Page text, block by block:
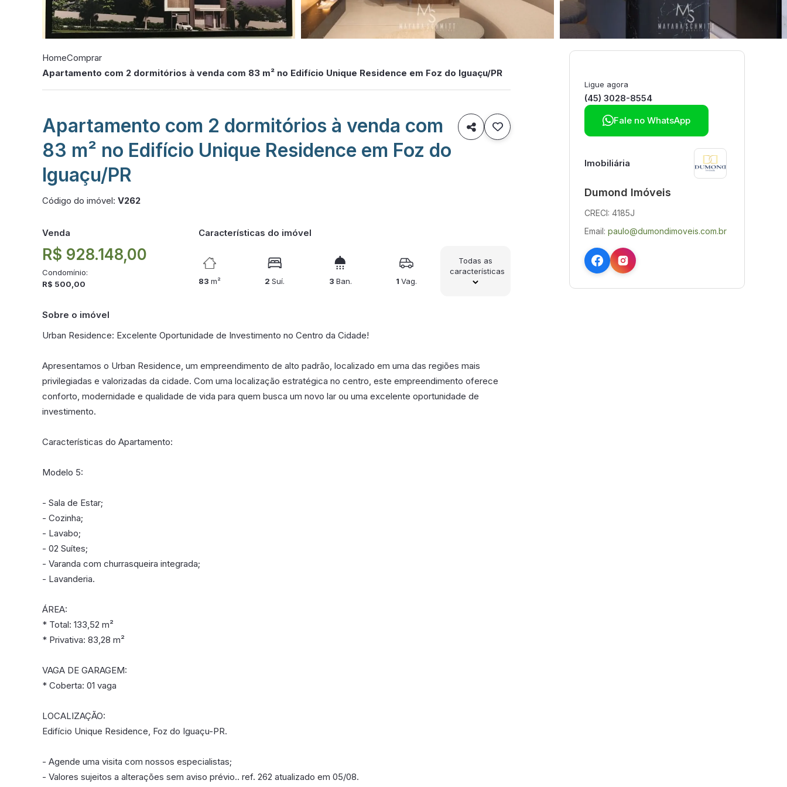
HomeComprar
Apartamento com 2 dormitórios à venda com 83 m² no Edifício Unique Residence em Foz do Iguaçu/PR
Apartamento com 2 dormitórios à venda com
83 m² no Edifício Unique Residence em Foz do
Iguaçu/PR

Código do imóvel: V262
Venda
R$ 928.148,00
Condomínio:
R$ 500,00
Características do imóvel
83 m² 2Suí. 3 Ban. 1 Vag.
Todas as
características
Sobre o imóvel
Urban Residence: Excelente Oportunidade de Investimento no Centro da Cidade!
Apresentamos o Urban Residence, um empreendimento de alto padrão, localizado em uma das regiões mais
privilegiadas e valorizadas da cidade. Com uma localização estratégica no centro, este empreendimento oferece
conforto, modernidade e qualidade de vida para quem busca um novo lar ou uma excelente oportunidade de
investimento.
Características do Apartamento:
Modelo 5:
- Sala de Estar;
- Cozinha;
- Lavabo;
- 02 Suítes;
- Varanda com churrasqueira integrada;
- Lavanderia.
ÁREA:
* Total: 133,52 m²
* Privativa: 83,28 m²
VAGA DE GARAGEM:
* Coberta: 01 vaga
LOCALIZAÇÃO:
Edifício Unique Residence, Foz do Iguaçu-PR.
- Agende uma visita com nossos especialistas;
- Valores sujeitos a alterações sem aviso prévio.. ref. 262 atualizado em 05/08.
Ligue agora
(45) 3028-8554
Fale no WhatsApp
Imobiliária
Dumond Imóveis
CRECI: 4185J
Email: paulo@dumondimoveis.com.br